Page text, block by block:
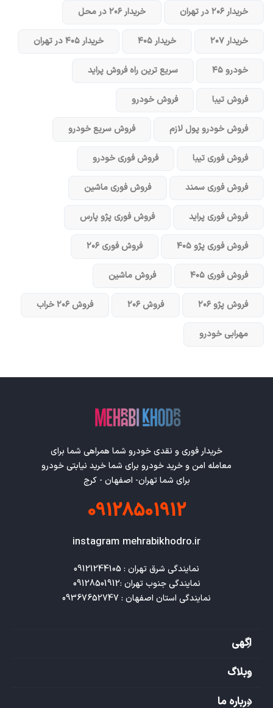
خریدار ۲۰۶ در تهران خریدار ۲۰۶ در محل
خریدار ۲۰۷ خریدار ۴۰۵ خریدار ۴۰۵ در تهران
خودرو ۴۵ سریع ترین راه فروش پراید
فروش تیبا فروش خودرو
فروش خودرو پول لازم فروش سریع خودرو
فروش فوری تیبا فروش فوری خودرو
فروش فوری سمند فروش فوری ماشین
فروش فوری پراید فروش فوری پژو پارس
فروش فوری پژو ۴۰۵ فروش فوری ۲۰۶
فروش فوری ۴۰۵ فروش ماشین
فروش پژو ۲۰۶ فروش ۲۰۶ فروش ۲۰۶ خراب
مهرابی خودرو
خریدار فوری و نقدی خودرو شما همراهی شما برای
معامله امن و خرید خودرو برای شما خرید نیابتی خودرو
برای شما تهران- اصفهان - کرج
09128501912
instagram mehrabikhodro.ir
نمایندگی استان اصفهان : 09367652747
اگهی
وبلاگ
درباره ما